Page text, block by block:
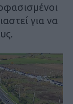
για να